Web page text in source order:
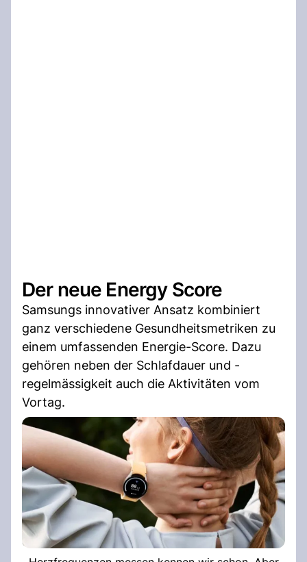
Der neue Energy Score
Samsungs innovativer Ansatz kombiniert
ganz verschiedene Gesundheitsmetriken zu
einem umfassenden Energie-Score. Dazu
gehören neben der Schlafdauer und -
regelmässigkeit auch die Aktivitäten vom
Vortag.